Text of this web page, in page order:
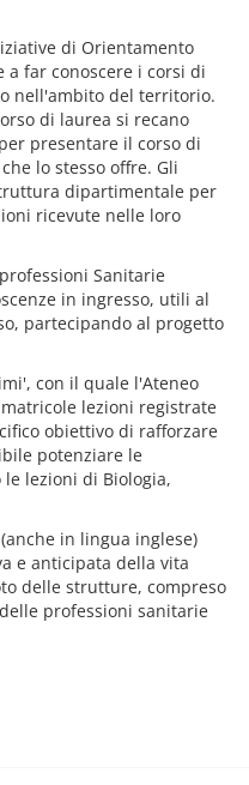
di Orientamento
a far conoscere i corsi di
nell'ambito del territorio.
di laurea si recano
presentare il corso di
lo stesso offre. Gli
dipartimentale per
ricevute nelle loro
Sanitarie
in ingresso, utili al
partecipando al progetto
con il quale l'Ateneo
lezioni registrate
obiettivo di rafforzare
potenziare le
lezioni di Biologia,
in lingua inglese)
e anticipata della vita
delle strutture, compreso
professioni sanitarie